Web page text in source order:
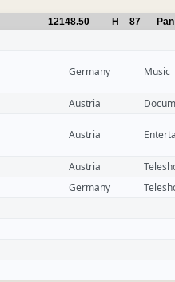
12148.50 H 87
Germany
Music
Austria
Austria
Austria
Germany